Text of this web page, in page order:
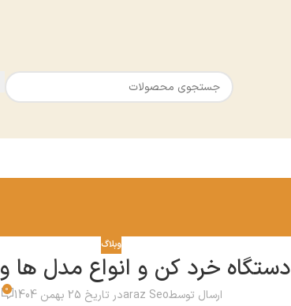
وبلاگ
دستگاه خرد کن و انواع مدل ها و
ارسال توسطaraz Seoدر تاریخ 25 بهمن 1404 0